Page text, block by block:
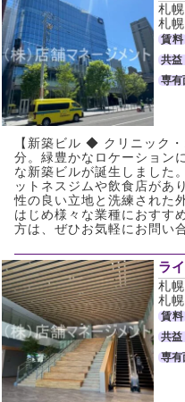
札
札
賃料
共益
専有
【新築ビル ◆ クリニック
分。緑豊かなロケーション
な新築ビルが誕生しました
ットネスジムや飲食店があ
性の良い立地と洗練された
はじめ様々な業種におすす
方は、ぜひお気軽にお問い
ラ
札
札
賃料
共益
専有